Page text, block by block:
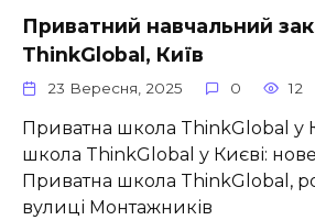
Приватний навчальний
ThinkGlobal, Київ
23 Вересня, 2025 0 12
Приватна школа ThinkGlobal у
школа ThinkGlobal у Києві:
Приватна школа ThinkGlobal,
вулиці Монтажників